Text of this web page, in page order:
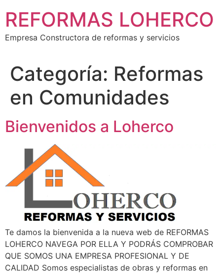
contenido
REFORMAS LOHERCO
Empresa Constructora de reformas y servicios
Categoría: Reformas
en Comunidades
Bienvenidos a Loherco
Te damos la bienvenida a la nueva web de REFORMAS
LOHERCO NAVEGA POR ELLA Y PODRÁS COMPROBAR
QUE SOMOS UNA EMPRESA PROFESIONAL Y DE
CALIDAD Somos especialistas de obras y reformas en